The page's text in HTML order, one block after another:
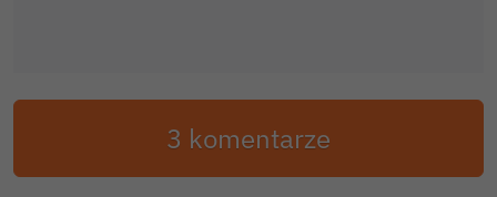
3 komentarze